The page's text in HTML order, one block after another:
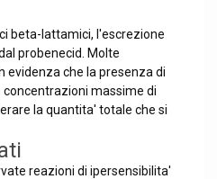
beta-lattamici, l'escrezione
probenecid. Molte
evidenza che la presenza di
massime di
la quantita' totale che si
reazioni di ipersensibilita'